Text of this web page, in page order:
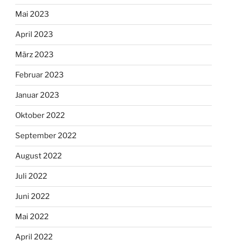
Mai 2023
April 2023
März 2023
Februar 2023
Januar 2023
Oktober 2022
September 2022
August 2022
Juli 2022
Juni 2022
Mai 2022
April 2022